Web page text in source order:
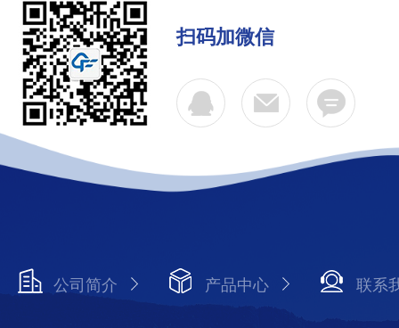
扫码加微信
公司简介 产品中心 联系